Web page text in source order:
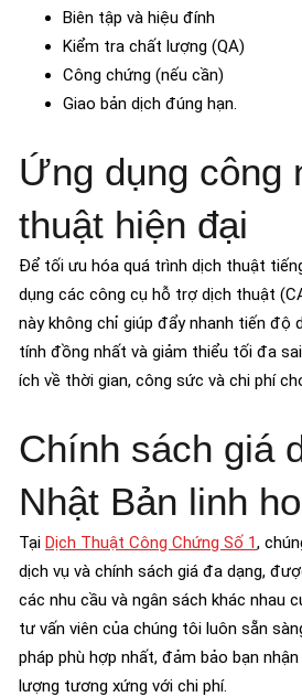
Biên tập và hiệu đính
Kiểm tra chất lượng (QA)
Công chứng (nếu cần)
Giao bản dịch đúng hạn.
Ứng dụng công
thuật hiện đại
Để tối ưu hóa quá trình dịch thuật
dụng các công cụ hỗ trợ dịch thuật
này không chỉ giúp đẩy nhanh tiến độ
tính đồng nhất và giảm thiểu tối đa
ích về thời gian, công sức và chi phí
Chính sách giá
Nhật Bản linh
Tại Dịch Thuật Công Chứng Số 1,
dịch vụ và chính sách giá đa dạng,
các nhu cầu và ngân sách khác nhau
tư vấn viên của chúng tôi luôn sẵn
pháp phù hợp nhất, đảm bảo bạn
lượng tương xứng với chi phí.